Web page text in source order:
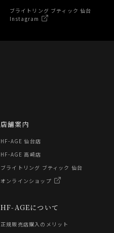
ブライトリング ブティック 仙台
Instagram
HF-AGEについて
正規販売店購入のメリット
店舗案内
HF-AGE 仙台店
HF-AGE 高崎店
ブライトリング ブティック 仙台
オンラインショップ